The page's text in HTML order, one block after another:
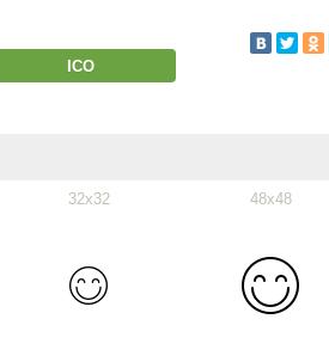
ICO
32x32 48x48